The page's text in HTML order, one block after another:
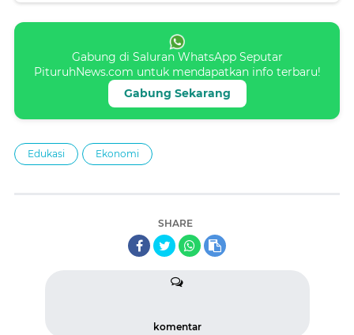
Gabung di Saluran WhatsApp Seputar
PituruhNews.com untuk mendapatkan info terbaru!
Gabung Sekarang
Edukasi Ekonomi
SHARE
komentar